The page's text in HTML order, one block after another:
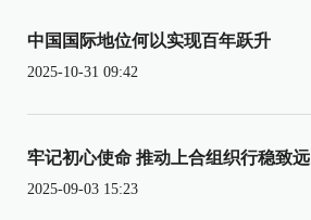
中国国际地位何以实现百年跃升
2025-10-31 09:42
牢记初心使命 推动上合组织行稳致远
2025-09-03 15:23